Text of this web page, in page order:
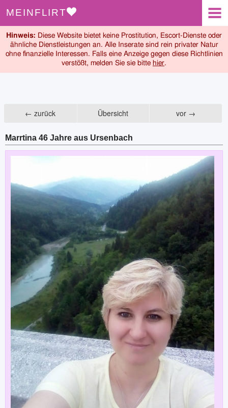
MEINFLIRT
Suchen
Anmelden
Hinweis: Diese Website bietet keine Prostitution, Escort-Dienste oder
ähnliche Dienstleistungen an. Alle Inserate sind rein privater Natur
ohne finanzielle Interessen. Falls eine Anzeige gegen diese Richtlinien
verstößt, melden Sie sie bitte hier.
← zurück Übersicht vor →
Marrtina 46 Jahre aus Ursenbach